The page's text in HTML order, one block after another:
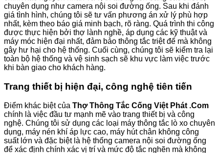
chuyên dụng như camera nội soi đường ống. Sau khi đánh
giá tình hình, chúng tôi sẽ tư vấn phương án xử lý phù hợp
nhất, kèm theo báo giá minh bạch, rõ ràng. Quá trình thi công
được thực hiện bởi thợ lành nghề, áp dụng các kỹ thuật và
máy móc hiện đại nhất, đảm bảo thông tắc triệt để mà không
gây hư hại cho hệ thống. Cuối cùng, chúng tôi sẽ kiểm tra lại
toàn bộ hệ thống và vệ sinh sạch sẽ khu vực làm việc trước
khi bàn giao cho khách hàng.
Trang thiết bị hiện đại, công nghệ tiên tiến
Điểm khác biệt của Thợ Thông Tắc Cống Việt Phát .Com
chính là việc đầu tư mạnh mẽ vào trang thiết bị và công
nghệ. Chúng tôi sử dụng các loại máy thông tắc lò xo chuyên
dụng, máy nén khí áp lực cao, máy hút chân không công
suất lớn và đặc biệt là hệ thống camera nội soi đường ống
để xác định chính xác vị trí và mức độ tắc nghẽn mà không